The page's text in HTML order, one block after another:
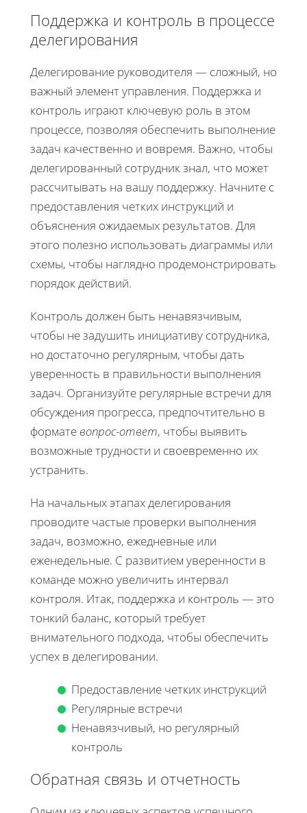
Поддержка и контроль в процессе
делегирования
Делегирование руководителя — сложный, но
важный элемент управления. Поддержка и
контроль играют ключевую роль в этом
процессе, позволяя обеспечить выполнение
задач качественно и вовремя. Важно, чтобы
делегированный сотрудник знал, что может
рассчитывать на вашу поддержку. Начните с
предоставления четких инструкций и
объяснения ожидаемых результатов. Для
этого полезно использовать диаграммы или
схемы, чтобы наглядно продемонстрировать
порядок действий.
Контроль должен быть ненавязчивым,
чтобы не задушить инициативу сотрудника,
но достаточно регулярным, чтобы дать
уверенность в правильности выполнения
задач. Организуйте регулярные встречи для
обсуждения прогресса, предпочтительно в
формате вопрос-ответ, чтобы выявить
возможные трудности и своевременно их
устранить.
На начальных этапах делегирования
проводите частые проверки выполнения
задач, возможно, ежедневные или
еженедельные. С развитием уверенности в
команде можно увеличить интервал
контроля. Итак, поддержка и контроль — это
тонкий баланс, который требует
внимательного подхода, чтобы обеспечить
успех в делегировании.
Предоставление четких инструкций
Регулярные встречи
Ненавязчивый, но регулярный
контроль
Обратная связь и отчетность